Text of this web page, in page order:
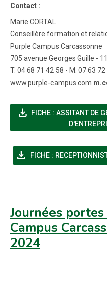
Contact :
Marie CORTAL
Conseillère formation et
Purple Campus Carcassonne
705 avenue Georges Guille -
T. 04 68 71 42 58 - M. 07 63 72
www.purple-campus.com
file_download
FICHE : ASSITANT DE
file_download FICHE :
Journées
Campus
2024